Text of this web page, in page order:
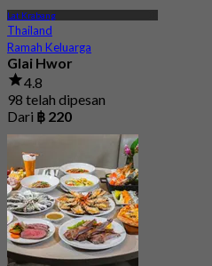
Lat Krabang
Thailand
Ramah Keluarga
Glai Hwor
4.8
98 telah dipesan
Dari ฿ 220